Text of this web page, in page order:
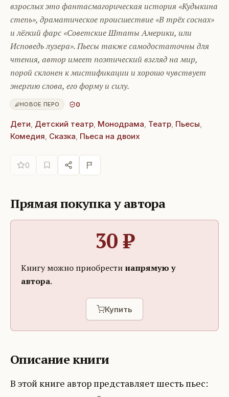
взрослых это фантасмагорическая история «Кудыкина
степь», драматическое происшествие «В трёх соснах»
и лёгкий фарс «Советские Штаты Америки, или
Исповедь лузера». Пьесы также самодостаточны для
чтения, автор имеет поэтический взгляд на мир,
порой склонен к мистификации и хорошо чувствует
энергию слова, его форму и силу.
НОВОЕ ПЕРО 0
Дети, Детский театр, Монодрама, Театр, Пьесы,
Комедия, Сказка, Пьеса на двоих
0
Прямая покупка у автора
30₽
Книгу можно приобрести напрямую у
автора.
Купить
Описание книги
В этой книге автор представляет шесть пьес: